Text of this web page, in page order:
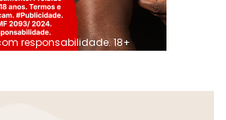
responsabilidade. 18+